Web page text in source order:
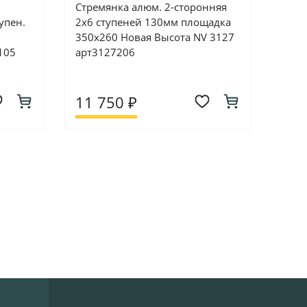
Стремянка алюм. 2-сторонняя
2х6 ступеней 130мм площадка
350х260 Новая Высота NV 3127
арт3127206
11 750 ₽